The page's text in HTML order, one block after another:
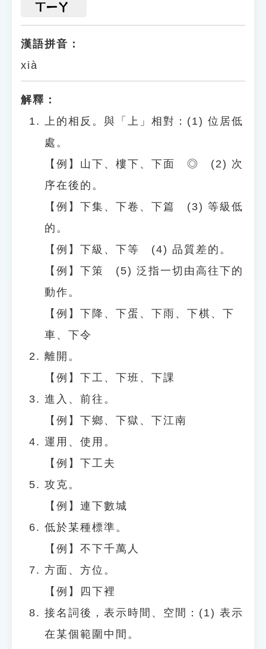
ㄒㄧㄚ
漢語拼音：
xià
解釋：
上的相反。與「上」相對：(1) 位居低
處。
【例】山下、樓下、下面 ◎ (2) 次
序在後的。
【例】下集、下卷、下篇 (3) 等級低
的。
【例】下級、下等 (4) 品質差的。
【例】下策 (5) 泛指一切由高往下的
動作。
【例】下降、下蛋、下雨、下棋、下
車、下令
離開。
【例】下工、下班、下課
進入、前往。
【例】下鄉、下獄、下江南
運用、使用。
【例】下工夫
攻克。
【例】連下數城
低於某種標準。
【例】不下千萬人
方面、方位。
【例】四下裡
接名詞後，表示時間、空間：(1) 表示
在某個範圍中間。